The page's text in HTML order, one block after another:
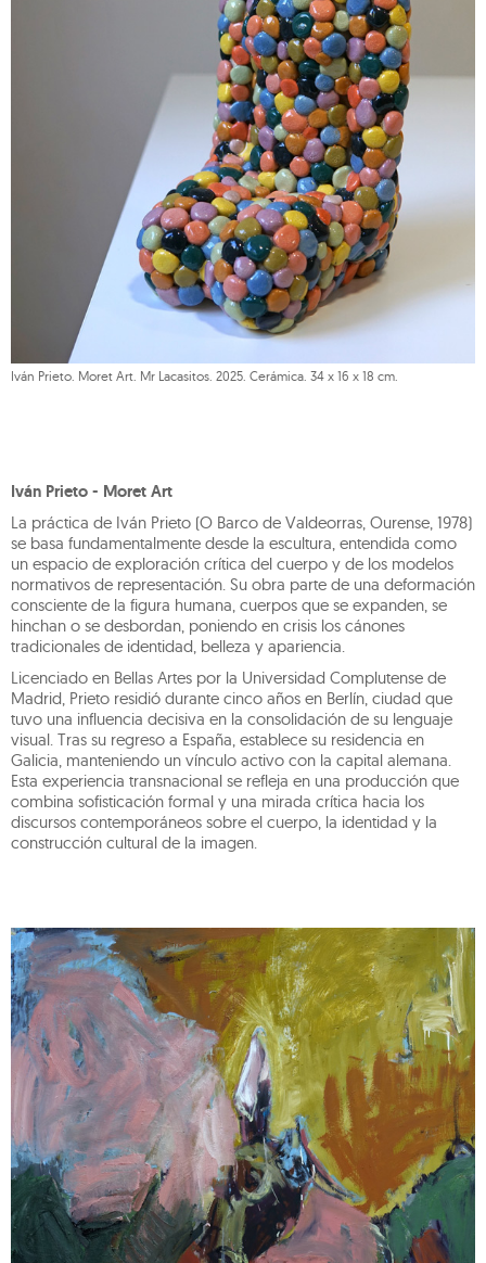
Iván Prieto. Moret Art. Mr Lacasitos. 2025. Cerámica. 34 x 16 x 18 cm.
Iván Prieto - Moret Art
La práctica de Iván Prieto (O Barco de Valdeorras, Ourense, 1978)
se basa fundamentalmente desde la escultura, entendida como
un espacio de exploración crítica del cuerpo y de los modelos
normativos de representación. Su obra parte de una deformación
consciente de la figura humana, cuerpos que se expanden, se
hinchan o se desbordan, poniendo en crisis los cánones
tradicionales de identidad, belleza y apariencia.
Licenciado en Bellas Artes por la Universidad Complutense de
Madrid, Prieto residió durante cinco años en Berlín, ciudad que
tuvo una influencia decisiva en la consolidación de su lenguaje
visual. Tras su regreso a España, establece su residencia en
Galicia, manteniendo un vínculo activo con la capital alemana.
Esta experiencia transnacional se refleja en una producción que
combina sofisticación formal y una mirada crítica hacia los
discursos contemporáneos sobre el cuerpo, la identidad y la
construcción cultural de la imagen.